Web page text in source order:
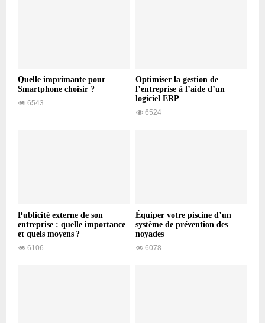
Quelle imprimante pour
Smartphone choisir ?
6543
Optimiser la gestion de
l’entreprise à l’aide d’un
logiciel ERP
6524
Publicité externe de son
entreprise : quelle importance
et quels moyens ?
6106
Équiper votre piscine d’un
système de prévention des
noyades
6078